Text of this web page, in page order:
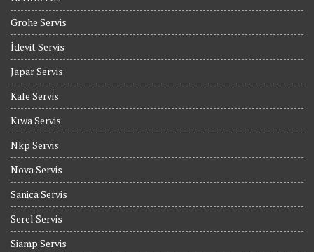
Grohe Servis
İdevit Servis
Japar Servis
Kale Servis
Kıwa Servis
Nkp Servis
Nova Servis
Sanica Servis
Serel Servis
Siamp Servis